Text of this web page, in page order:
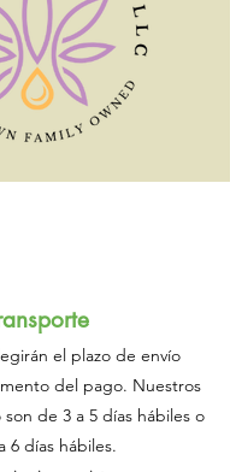
el plazo de envío
del pago. Nuestros
de 3 a 5 días hábiles o
6 días hábiles.